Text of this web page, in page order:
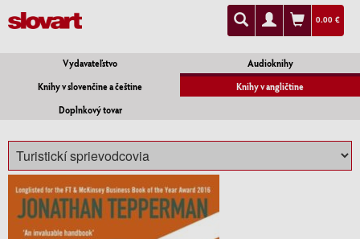
0.00 €
Vydavateľstvo
Audioknihy
Knihy v slovenčine a češtine
Knihy v angličtine
Doplnkový tovar